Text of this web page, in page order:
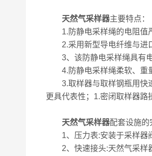
天然气采样器主要特点：
1.防静电采样绳的电阻值
2.采用新型导电纤维与进口
3、该防静电采样绳具有电
4.防静电采样绳柔软、重量
3.取样器与取样钢瓶用快速
更具代表性；1.密闭取样器路
天然气采样器配套设施的
1、压力表:安装于采样器阀
2、快速接头:天然气采样器